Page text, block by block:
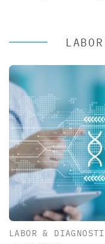
LABOR &